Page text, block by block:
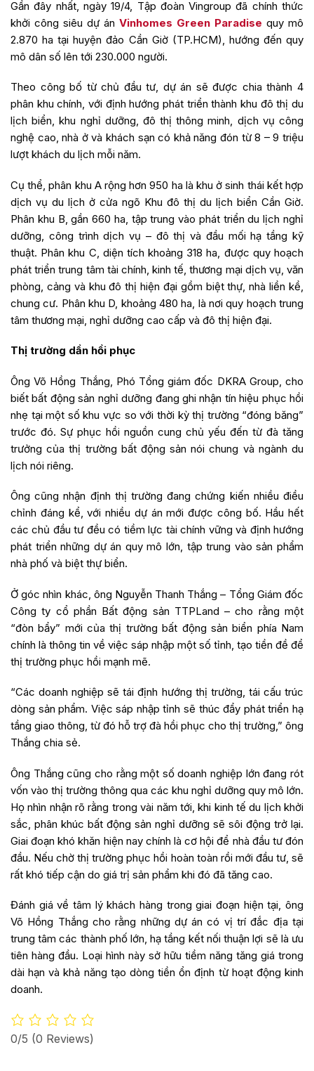
Gần đây nhất, ngày 19/4, Tập đoàn Vingroup đã chính thức
khởi công siêu dự án Vinhomes Green Paradise quy mô
2.870 ha tại huyện đảo Cần Giờ (TP.HCM), hướng đến quy
mô dân số lên tới 230.000 người.
Theo công bố từ chủ đầu tư, dự án sẽ được chia thành 4
phân khu chính, với định hướng phát triển thành khu đô thị du
lịch biển, khu nghỉ dưỡng, đô thị thông minh, dịch vụ công
nghệ cao, nhà ở và khách sạn có khả năng đón từ 8 – 9 triệu
lượt khách du lịch mỗi năm.
Cụ thể, phân khu A rộng hơn 950 ha là khu ở sinh thái kết hợp
dịch vụ du lịch ở cửa ngõ Khu đô thị du lịch biển Cần Giờ.
Phân khu B, gần 660 ha, tập trung vào phát triển du lịch nghỉ
dưỡng, công trình dịch vụ – đô thị và đầu mối hạ tầng kỹ
thuật. Phân khu C, diện tích khoảng 318 ha, được quy hoạch
phát triển trung tâm tài chính, kinh tế, thương mại dịch vụ, văn
phòng, cảng và khu đô thị hiện đại gồm biệt thự, nhà liền kề,
chung cư. Phân khu D, khoảng 480 ha, là nơi quy hoạch trung
tâm thương mại, nghỉ dưỡng cao cấp và đô thị hiện đại.
Thị trường dần hồi phục
Ông Võ Hồng Thắng, Phó Tổng giám đốc DKRA Group, cho
biết bất động sản nghỉ dưỡng đang ghi nhận tín hiệu phục hồi
nhẹ tại một số khu vực so với thời kỳ thị trường “đóng băng”
trước đó. Sự phục hồi nguồn cung chủ yếu đến từ đà tăng
trưởng của thị trường bất động sản nói chung và ngành du
lịch nói riêng.
Ông cũng nhận định thị trường đang chứng kiến nhiều điều
chỉnh đáng kể, với nhiều dự án mới được công bố. Hầu hết
các chủ đầu tư đều có tiềm lực tài chính vững và định hướng
phát triển những dự án quy mô lớn, tập trung vào sản phẩm
nhà phố và biệt thự biển.
Ở góc nhìn khác, ông Nguyễn Thanh Thắng – Tổng Giám đốc
Công ty cổ phần Bất động sản TTPLand – cho rằng một
“đòn bẩy” mới của thị trường bất động sản biển phía Nam
chính là thông tin về việc sáp nhập một số tỉnh, tạo tiền đề để
thị trường phục hồi mạnh mẽ.
“Các doanh nghiệp sẽ tái định hướng thị trường, tái cấu trúc
dòng sản phẩm. Việc sáp nhập tỉnh sẽ thúc đẩy phát triển hạ
tầng giao thông, từ đó hỗ trợ đà hồi phục cho thị trường,” ông
Thắng chia sẻ.
Ông Thắng cũng cho rằng một số doanh nghiệp lớn đang rót
vốn vào thị trường thông qua các khu nghỉ dưỡng quy mô lớn.
Họ nhìn nhận rõ rằng trong vài năm tới, khi kinh tế du lịch khởi
sắc, phân khúc bất động sản nghỉ dưỡng sẽ sôi động trở lại.
Giai đoạn khó khăn hiện nay chính là cơ hội để nhà đầu tư đón
đầu. Nếu chờ thị trường phục hồi hoàn toàn rồi mới đầu tư, sẽ
rất khó tiếp cận do giá trị sản phẩm khi đó đã tăng cao.
Đánh giá về tâm lý khách hàng trong giai đoạn hiện tại, ông
Võ Hồng Thắng cho rằng những dự án có vị trí đắc địa tại
trung tâm các thành phố lớn, hạ tầng kết nối thuận lợi sẽ là ưu
tiên hàng đầu. Loại hình này sở hữu tiềm năng tăng giá trong
dài hạn và khả năng tạo dòng tiền ổn định từ hoạt động kinh
doanh.
0/5 (0 Reviews)